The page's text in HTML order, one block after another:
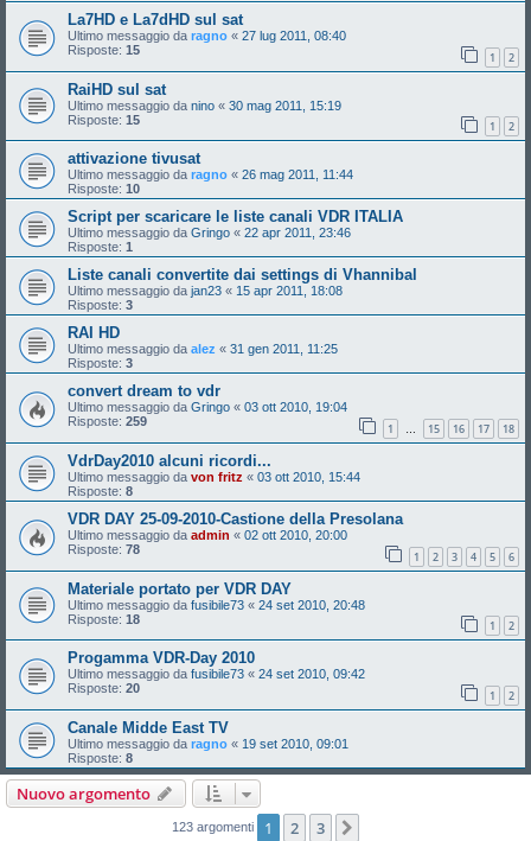
La7HD e La7dHD sul sat
Ultimo messaggio da ragno « 27 lug 2011, 08:40
Risposte: 15 1 2
RaiHD sul sat
Ultimo messaggio da nino « 30 mag 2011, 15:19
Risposte: 15 1 2
attivazione tivusat
Ultimo messaggio da ragno « 26 mag 2011, 11:44
Risposte: 10
Script per scaricare le liste canali VDR ITALIA
Ultimo messaggio da Gringo « 22 apr 2011, 23:46
Risposte: 1
Liste canali convertite dai settings di Vhannibal
Ultimo messaggio da jan23 « 15 apr 2011, 18:08
Risposte: 3
RAI HD
Ultimo messaggio da alez « 31 gen 2011, 11:25
Risposte: 3
convert dream to vdr
Ultimo messaggio da Gringo « 03 ott 2010, 19:04
Risposte: 259 1 … 15 16 17 18
VdrDay2010 alcuni ricordi...
Ultimo messaggio da von fritz « 03 ott 2010, 15:44
Risposte: 8
VDR DAY 25-09-2010-Castione della Presolana
Ultimo messaggio da admin « 02 ott 2010, 20:00
Risposte: 78 1 2 3 4 5 6
Materiale portato per VDR DAY
Ultimo messaggio da fusibile73 « 24 set 2010, 20:48
Risposte: 18 1 2
Progamma VDR-Day 2010
Ultimo messaggio da fusibile73 « 24 set 2010, 09:42
Risposte: 20 1 2
Canale Midde East TV
Ultimo messaggio da ragno « 19 set 2010, 09:01
Risposte: 8
Nuovo argomento
123 argomenti 1 2 3